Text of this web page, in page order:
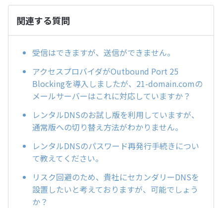
関連する質問
受信はできますが、送信ができません。
アクセスプロバイダがOutbound Port 25
Blockingを導入しましたが、21-domain.comの
メールサーバーはこれに対応していますか？
レンタルDNSのお試し版を利用していますが、
通常版への切り替え方法がわかりません。
レンタルDNSのパスワード再発行手続きについ
て教えてください。
リスク回避のため、貴社にセカンダリーDNSを
設置したいと考えておりますが、可能でしょう
か？